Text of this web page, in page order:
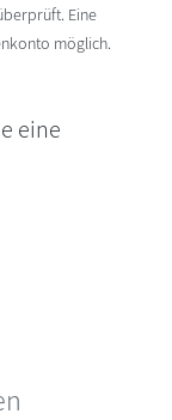
Eine
möglich.
eine